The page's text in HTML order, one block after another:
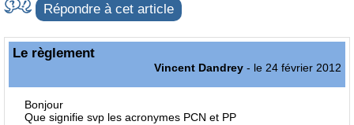
Répondre à cet article
Le règlement
Vincent Dandrey - le 24 février 2012
Bonjour
Que signifie svp les acronymes PCN et PP